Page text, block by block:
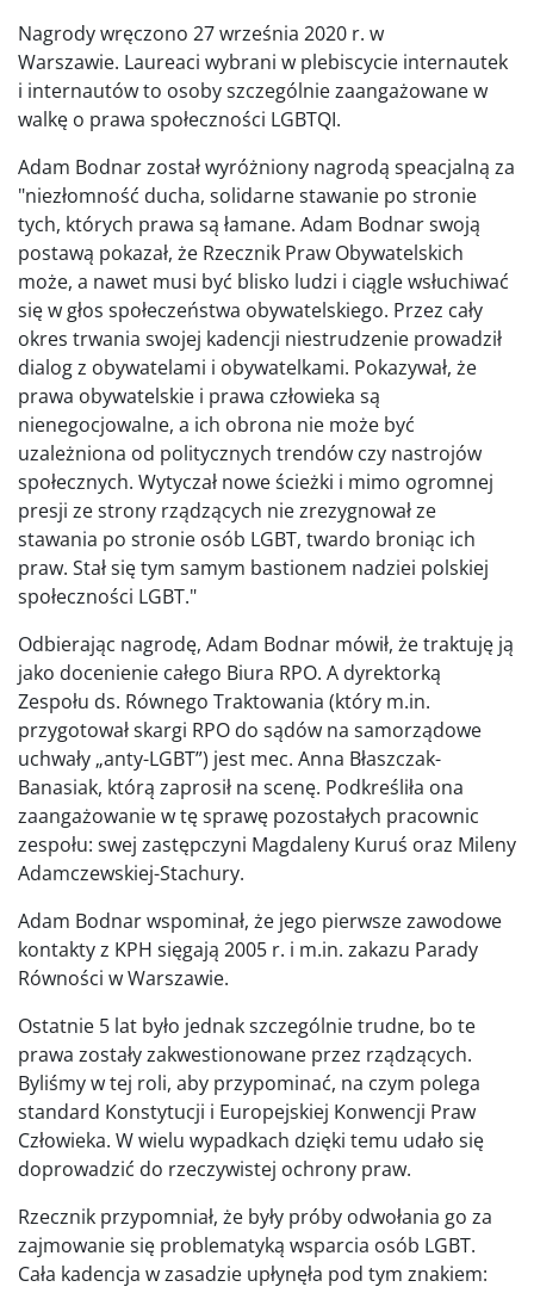
Nagrody wręczono 27 września 2020 r. w
Warszawie. Laureaci wybrani w plebiscycie internautek
i internautów to osoby szczególnie zaangażowane w
walkę o prawa społeczności LGBTQI.
Adam Bodnar został wyróżniony nagrodą speacjalną za
"niezłomność ducha, solidarne stawanie po stronie
tych, których prawa są łamane. Adam Bodnar swoją
postawą pokazał, że Rzecznik Praw Obywatelskich
może, a nawet musi być blisko ludzi i ciągle wsłuchiwać
się w głos społeczeństwa obywatelskiego. Przez cały
okres trwania swojej kadencji niestrudzenie prowadził
dialog z obywatelami i obywatelkami. Pokazywał, że
prawa obywatelskie i prawa człowieka są
nienegocjowalne, a ich obrona nie może być
uzależniona od politycznych trendów czy nastrojów
społecznych. Wytyczał nowe ścieżki i mimo ogromnej
presji ze strony rządzących nie zrezygnował ze
stawania po stronie osób LGBT, twardo broniąc ich
praw. Stał się tym samym bastionem nadziei polskiej
społeczności LGBT."
Odbierając nagrodę, Adam Bodnar mówił, że traktuję ją
jako docenienie całego Biura RPO. A dyrektorką
Zespołu ds. Równego Traktowania (który m.in.
przygotował skargi RPO do sądów na samorządowe
uchwały „anty-LGBT”) jest mec. Anna Błaszczak-
Banasiak, którą zaprosił na scenę. Podkreśliła ona
zaangażowanie w tę sprawę pozostałych pracownic
zespołu: swej zastępczyni Magdaleny Kuruś oraz Mileny
Adamczewskiej-Stachury.
Adam Bodnar wspominał, że jego pierwsze zawodowe
kontakty z KPH sięgają 2005 r. i m.in. zakazu Parady
Równości w Warszawie.
Ostatnie 5 lat było jednak szczególnie trudne, bo te
prawa zostały zakwestionowane przez rządzących.
Byliśmy w tej roli, aby przypominać, na czym polega
standard Konstytucji i Europejskiej Konwencji Praw
Człowieka. W wielu wypadkach dzięki temu udało się
doprowadzić do rzeczywistej ochrony praw.
Rzecznik przypomniał, że były próby odwołania go za
zajmowanie się problematyką wsparcia osób LGBT.
Cała kadencja w zasadzie upłynęła pod tym znakiem: